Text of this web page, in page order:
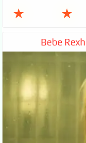
★ ★
Bebe